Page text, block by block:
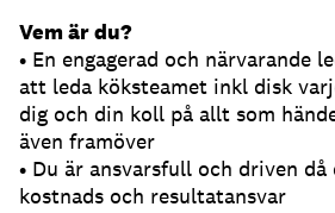
Vem är du?
• En engagerad och närvarande
att leda köksteamet inkl disk
dig och din koll på allt som
även framöver
• Du är ansvarsfull och driven
kostnads och resultatansvar